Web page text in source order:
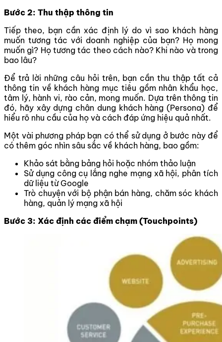
Bước 2: Thu thập thông tin
Tiếp theo, bạn cần xác định lý do vì sao khách hàng
muốn tương tác với doanh nghiệp của bạn? Họ mong
muốn gì? Họ tương tác theo cách nào? Khi nào và trong
bao lâu?
Để trả lời những câu hỏi trên, bạn cần thu thập tất cả
thông tin về khách hàng mục tiêu gồm nhân khẩu học,
tâm lý, hành vi, rào cản, mong muốn. Dựa trên thông tin
đó, hãy xây dựng chân dung khách hàng (Persona) để
hiểu rõ nhu cầu của họ và cách đáp ứng hiệu quả nhất.
Một vài phương pháp bạn có thể sử dụng ở bước này để
có thêm góc nhìn sâu sắc về khách hàng, bao gồm:
Khảo sát bằng bảng hỏi hoặc nhóm thảo luận
Sử dụng công cụ lắng nghe mạng xã hội, phân tích
dữ liệu từ Google
Trò chuyện với bộ phận bán hàng, chăm sóc khách
hàng, quản lý mạng xã hội
Bước 3: Xác định các điểm chạm (Touchpoints)